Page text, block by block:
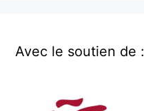
Avec le soutien de :